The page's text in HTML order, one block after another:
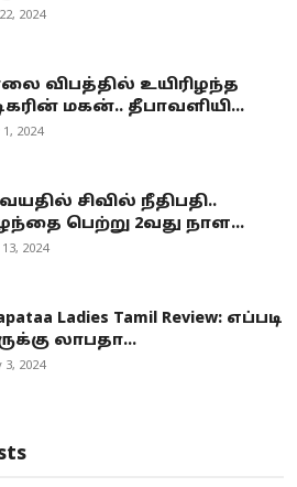
2024
விபத்தில் உயிரிழந்த
மகன்.. தீபாவளியி...
1, 2024
வயதில் சிவில் நீதிபதி..
பெற்று 2வது நாள...
2024
Ladies Tamil Review: எப்படி
லாபதா...
3, 2024